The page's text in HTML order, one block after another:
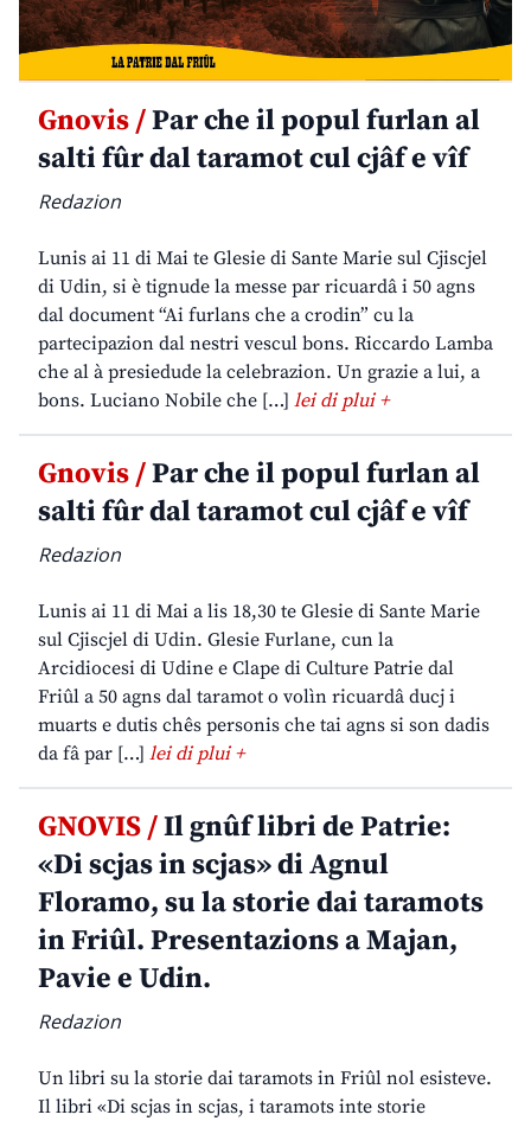
Gnovis /Par che il popul furlan al
salti fûr dal taramot cul cjâf e vîf
Redazion
Lunis ai 11 di Mai te Glesie di Sante Marie sul Cjiscjel
di Udin, si è tignude la messe par ricuardâ i 50 agns
dal document “Ai furlans che a crodin” cu la
partecipazion dal nestri vescul bons. Riccardo Lamba
che al à presiedude la celebrazion. Un grazie a lui, a
bons. Luciano Nobile che […] lei di plui +
Gnovis /Par che il popul furlan al
salti fûr dal taramot cul cjâf e vîf
Redazion
Lunis ai 11 di Mai a lis 18,30 te Glesie di Sante Marie
sul Cjiscjel di Udin. Glesie Furlane, cun la
Arcidiocesi di Udine e Clape di Culture Patrie dal
Friûl a 50 agns dal taramot o volìn ricuardâ ducj i
muarts e dutis chês personis che tai agns si son dadis
da fâ par […] lei di plui +
GNOVIS /Il gnûf libri de Patrie:
«Di scjas in scjas» di Agnul
Floramo, su la storie dai taramots
in Friûl. Presentazions a Majan,
Pavie e Udin.
Redazion
Un libri su la storie dai taramots in Friûl nol esisteve.
Il libri «Di scjas in scjas, i taramots inte storie